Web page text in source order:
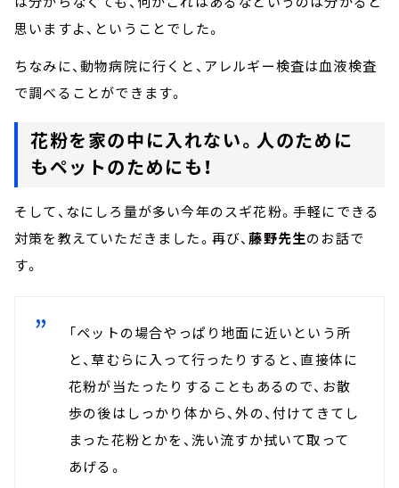
思いますよ、ということでした。
ちなみに、動物病院に行くと、アレルギー検査は血液検査
で調べることができます。
花粉を家の中に入れない。人のために
もペットのためにも！
そして、なにしろ量が多い今年のスギ花粉。手軽にできる
対策を教えていただきました。再び、藤野先生のお話で
す。
「ペットの場合やっぱり地面に近いという所
と、草むらに入って行ったりすると、直接体に
花粉が当たったりすることもあるので、お散
歩の後はしっかり体から、外の、付けてきてし
まった花粉とかを、洗い流すか拭いて取って
あげる。